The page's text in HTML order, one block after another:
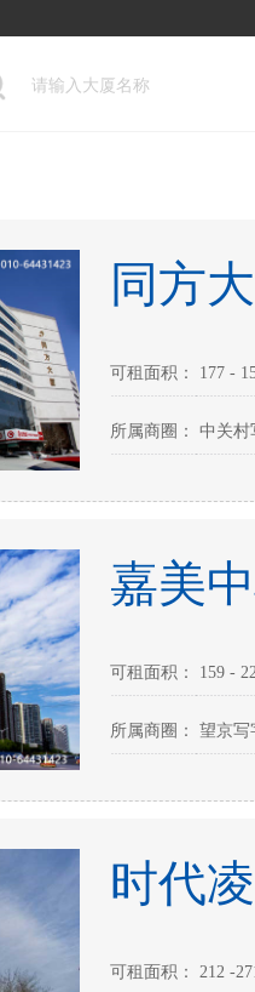
同方
可租面积： 177 -
所属商圈： 中关村
嘉美
可租面积： 159 -
所属商圈： 望京写
时代
可租面积： 212 -